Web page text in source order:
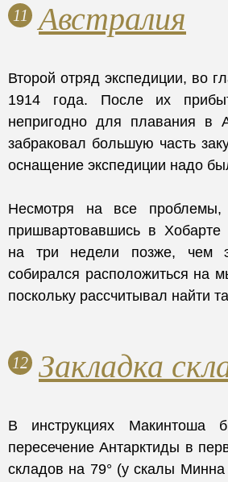
11 Австралия
Второй отряд экспедиции, во
1914 года. После их
непригодно для плавания в
забраковал большую часть
оснащение экспедиции надо
Несмотря на все
пришвартовавшись в
на три недели позже, чем
собирался расположиться на
поскольку рассчитывал найти
12 Закладка
В инструкциях Макинтоша
пересечение Антарктиды в
складов на 79° (у скалы